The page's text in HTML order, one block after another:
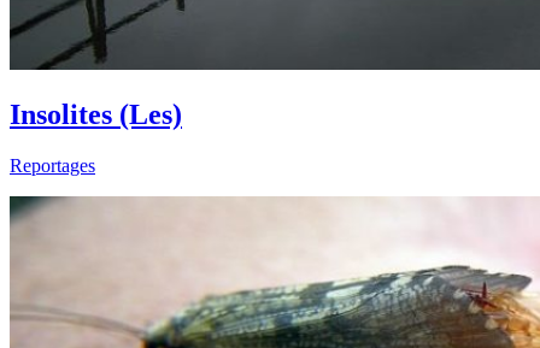
Insolites (Les)
Reportages